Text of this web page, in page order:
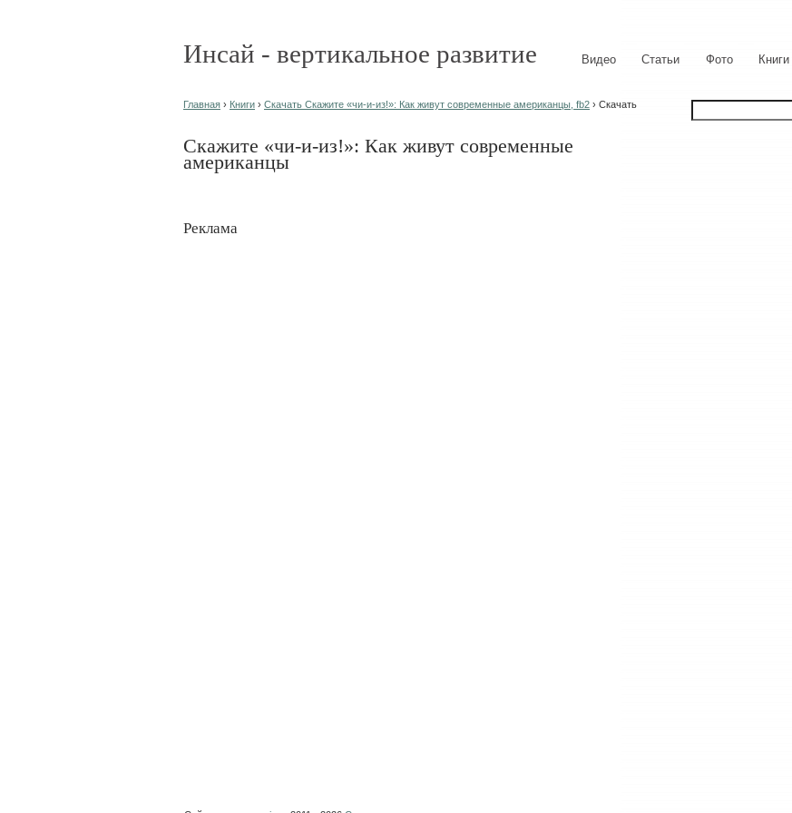
Инсай - вертикальное развитие Видео Статьи Фото Книги
Главная › Книги › Скачать Скажите «чи-и-из!»: Как живут современные американцы, fb2 › Скачать
Скажите «чи-и-из!»: Как живут современные
американцы
Реклама